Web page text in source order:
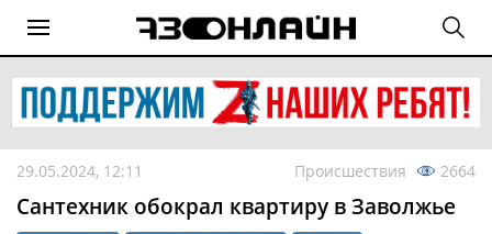
29.05.2024, 12:11 Происшествия 2664
Сантехник обокрал квартиру в Заволжье